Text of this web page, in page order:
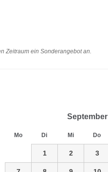
Zeitraum ein Sonderangebot an.
September
Mo Di Mi Do
1 2 3